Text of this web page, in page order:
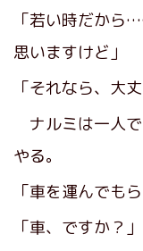
「若い時だから
思いますけど」
「それなら、大
ナルミは一人
やる。
「車を運んでも
「車、ですか？」